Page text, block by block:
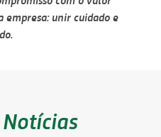
empresa: unir cuidado e